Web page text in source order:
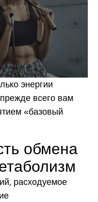
энергии
всего вам
«базовый
обмена
расходуемое